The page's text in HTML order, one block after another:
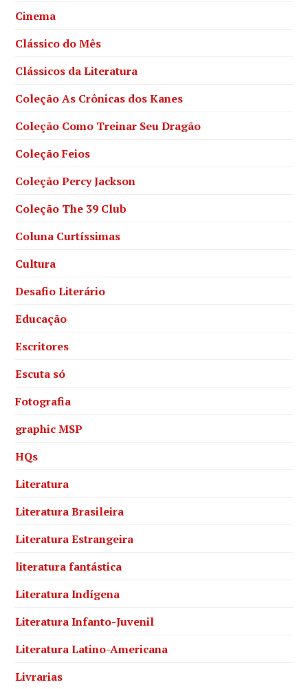
Cinema
Clássico do Mês
Clássicos da Literatura
Coleção As Crônicas dos Kanes
Coleção Como Treinar Seu Dragão
Coleção Feios
Coleção Percy Jackson
Coleção The 39 Club
Coluna Curtíssimas
Cultura
Desafio Literário
Educação
Escritores
Escuta só
Fotografia
graphic MSP
HQs
Literatura
Literatura Brasileira
Literatura Estrangeira
literatura fantástica
Literatura Indígena
Literatura Infanto-Juvenil
Literatura Latino-Americana
Livrarias